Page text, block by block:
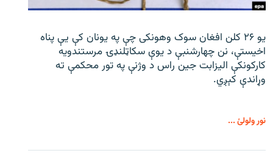
یو ۲۶ کلن افغان سوک‌ وهونکی چې په یونان کې یې پناه
اخیستې، نن چهارشنبې د یوې سکاټلنډۍ مرستندویه
کارکونکې الیزابت جین راس د وژنې په تور محکمې ته
وړاندې کېږي.
نور ولولئ ...